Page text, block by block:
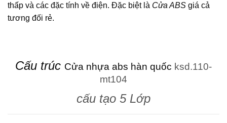
thấp và các đặc tính về điện. Đặc biệt là Cửa ABS giá cả
tương đối rẻ.
Cấu trúc Cửa nhựa abs hàn quốc ksd.110-
mt104
cấu tạo 5 Lớp